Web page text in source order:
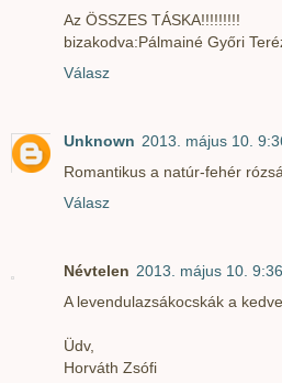
Az ÖSSZES TÁSKA!!!!!!!!!
bizakodva:Pálmainé Győri
Válasz
Unknown 2013. május 10.
Romantikus a natúr-fehér
Válasz
Névtelen 2013. május 10. 9:36
A levendulazsákocskák a
Üdv,
Horváth Zsófi